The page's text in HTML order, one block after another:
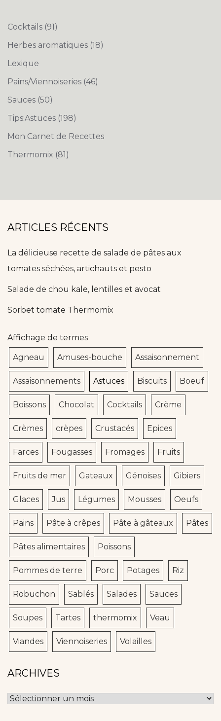
Cocktails (91)
Herbes aromatiques (18)
Lexique
Pains/Viennoiseries (46)
Sauces (50)
Tips:Astuces (198)
Mon Carnet de Recettes
Thermomix (81)
ARTICLES RÉCENTS
La délicieuse recette de salade de pâtes aux
tomates séchées, artichauts et pesto
Salade de chou kale, lentilles et avocat
Sorbet tomate Thermomix
Affichage de termes
Agneau Amuses-bouche Assaisonnement
Assaisonnements Astuces Biscuits Boeuf
Boissons Chocolat Cocktails Crème
Crèmes crèpes Crustacés Epices
Farces Fougasses Fromages Fruits
Fruits de mer Gateaux Génoises Gibiers
Glaces Jus Légumes Mousses Oeufs
Pains Pâte à crêpes Pâte à gâteaux Pâtes
Pâtes alimentaires Poissons
Pommes de terre Porc Potages Riz
Robuchon Sablés Salades Sauces
Soupes Tartes thermomix Veau
Viandes Viennoiseries Volailles
ARCHIVES
Archives